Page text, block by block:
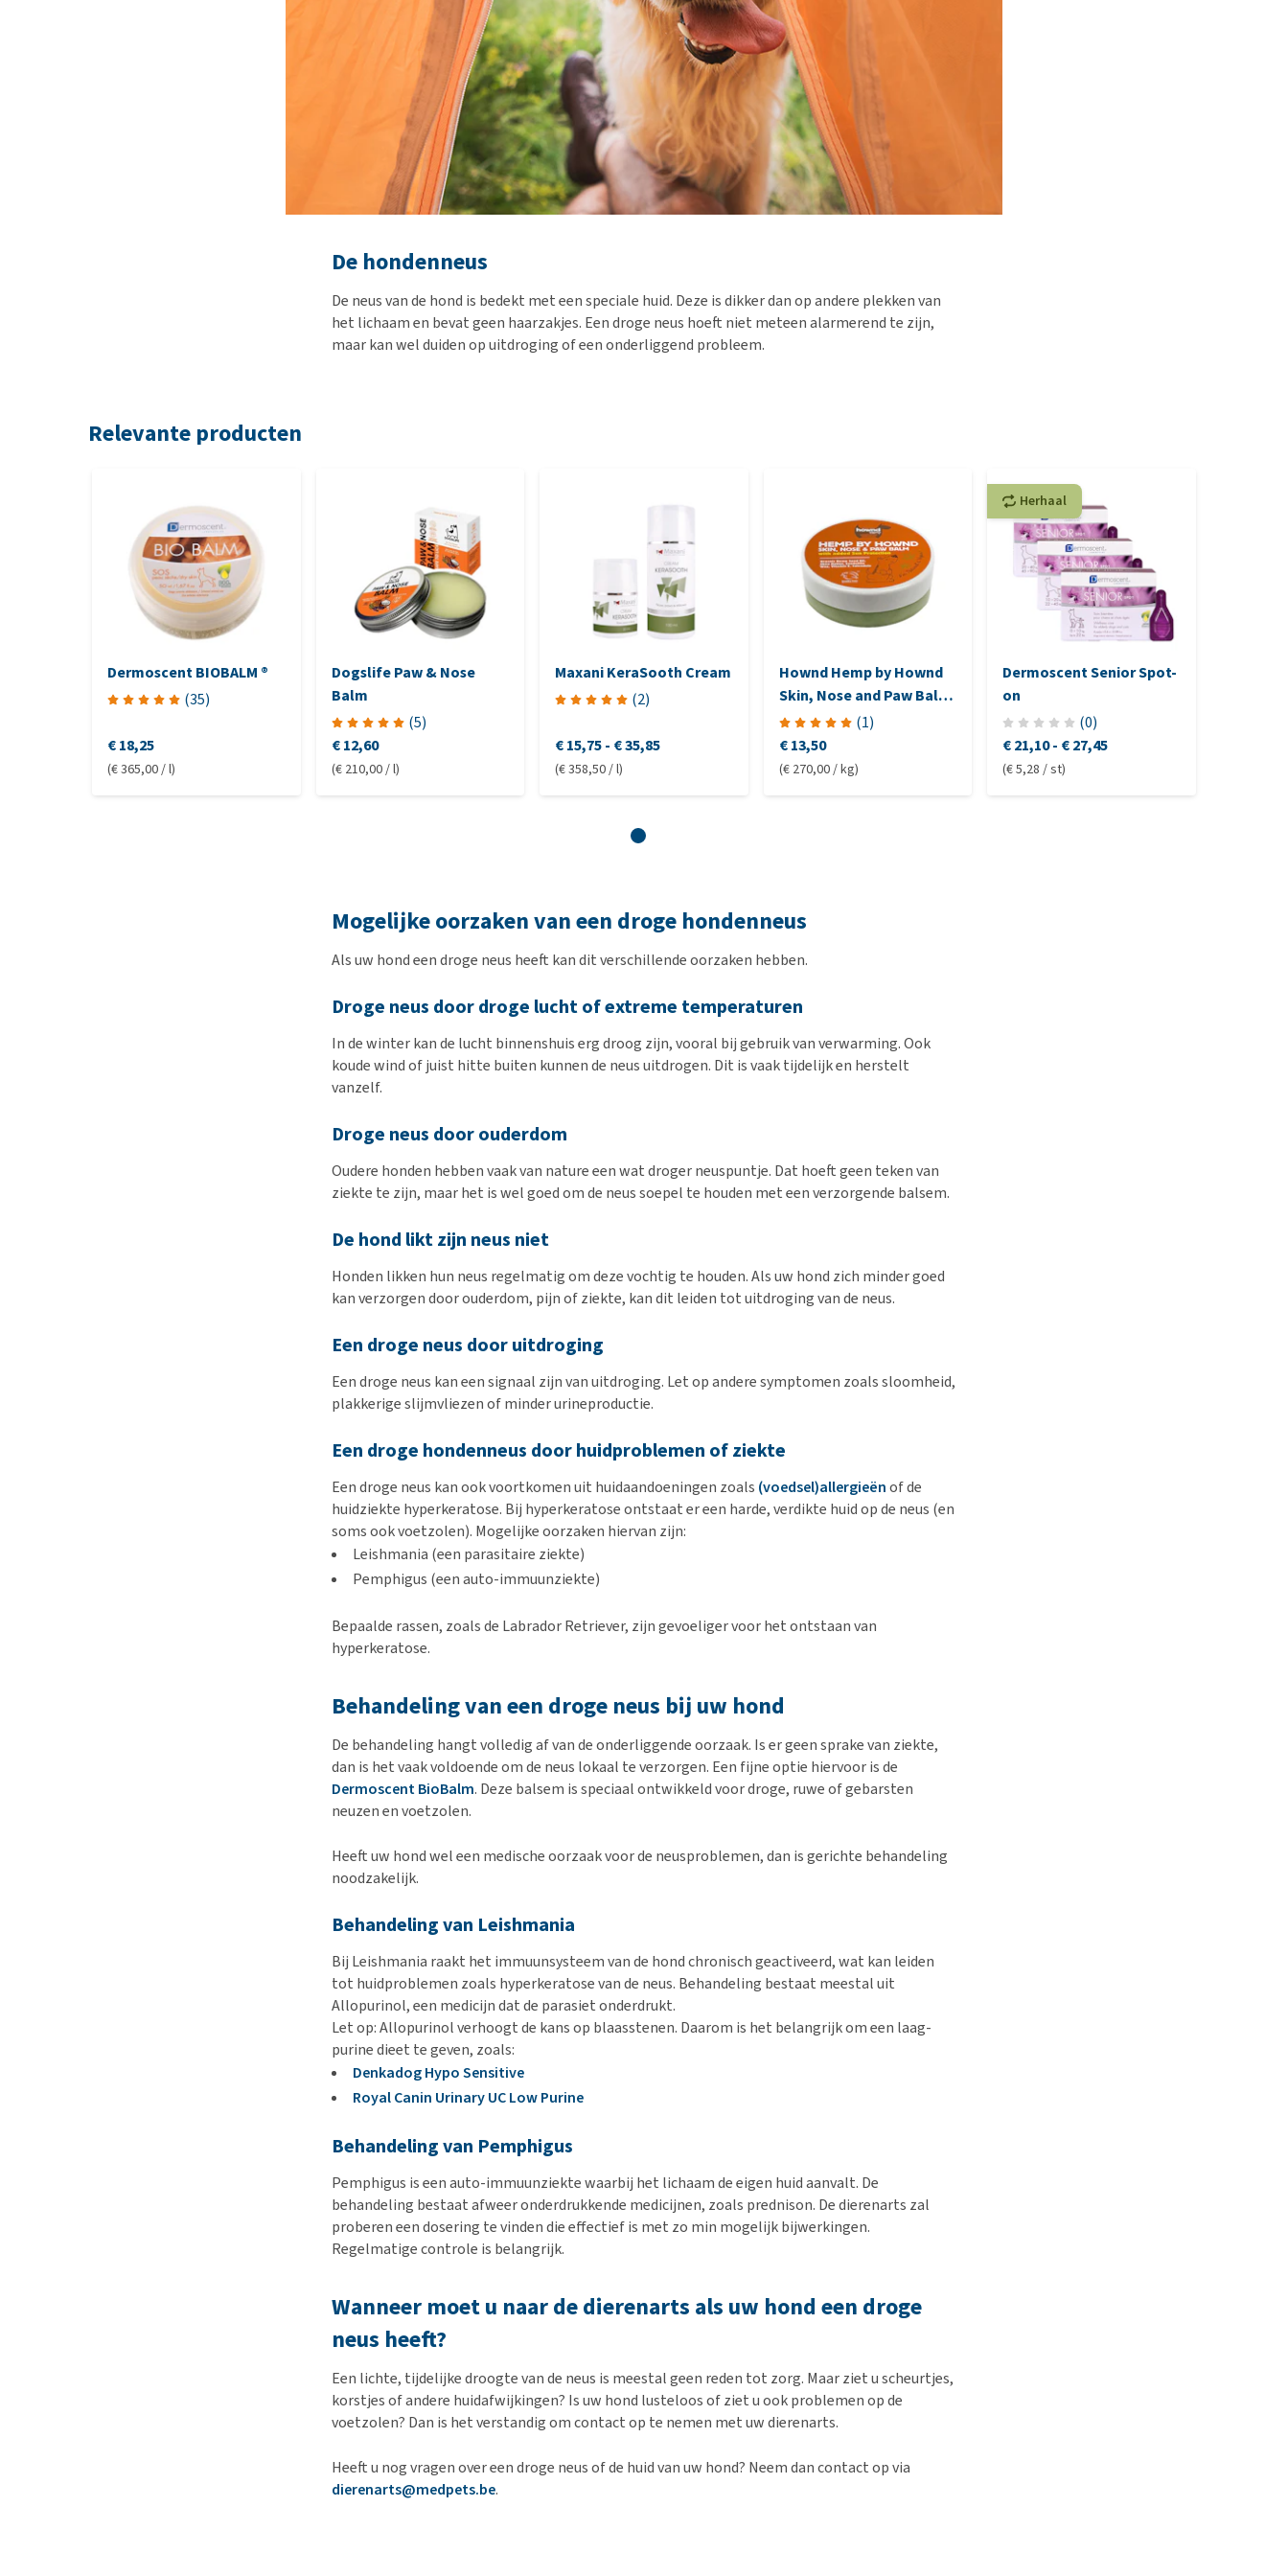
De hondenneus
De neus van de hond is bedekt met een speciale huid. Deze is dikker dan op andere plekken van
het lichaam en bevat geen haarzakjes. Een droge neus hoeft niet meteen alarmerend te zijn,
maar kan wel duiden op uitdroging of een onderliggend probleem.
Relevante producten
Dermoscent BIOBALM ®
(35)
€ 18,25
(€ 365,00 / l)
Dogslife Paw & Nose
Balm
(5)
€ 12,60
(€ 210,00 / l)
Maxani KeraSooth Cream
(2)
€ 15,75- € 35,85
(€ 358,50 / l)
Hownd Hemp by Hownd
Skin, Nose and Paw Balm
with Sun Protection
(1)
€ 13,50
(€ 270,00 / kg)
Herhaal
Dermoscent Senior Spot-
on
(0)
€ 21,10- € 27,45
(€ 5,28 / st)
Mogelijke oorzaken van een droge hondenneus
Als uw hond een droge neus heeft kan dit verschillende oorzaken hebben.
Droge neus door droge lucht of extreme temperaturen
In de winter kan de lucht binnenshuis erg droog zijn, vooral bij gebruik van verwarming. Ook
koude wind of juist hitte buiten kunnen de neus uitdrogen. Dit is vaak tijdelijk en herstelt
vanzelf.
Droge neus door ouderdom
Oudere honden hebben vaak van nature een wat droger neuspuntje. Dat hoeft geen teken van
ziekte te zijn, maar het is wel goed om de neus soepel te houden met een verzorgende balsem.
De hond likt zijn neus niet
Honden likken hun neus regelmatig om deze vochtig te houden. Als uw hond zich minder goed
kan verzorgen door ouderdom, pijn of ziekte, kan dit leiden tot uitdroging van de neus.
Een droge neus door uitdroging
Een droge neus kan een signaal zijn van uitdroging. Let op andere symptomen zoals sloomheid,
plakkerige slijmvliezen of minder urineproductie.
Een droge hondenneus door huidproblemen of ziekte
Een droge neus kan ook voortkomen uit huidaandoeningen zoals (voedsel)allergieënof de
huidziekte hyperkeratose. Bij hyperkeratose ontstaat er een harde, verdikte huid op de neus (en
soms ook voetzolen). Mogelijke oorzaken hiervan zijn:
Leishmania (een parasitaire ziekte)
Pemphigus (een auto-immuunziekte)
Bepaalde rassen, zoals de Labrador Retriever, zijn gevoeliger voor het ontstaan van
hyperkeratose.
Behandeling van een droge neus bij uw hond
De behandeling hangt volledig af van de onderliggende oorzaak. Is er geen sprake van ziekte,
dan is het vaak voldoende om de neus lokaal te verzorgen. Een fijne optie hiervoor is de
Dermoscent BioBalm. Deze balsem is speciaal ontwikkeld voor droge, ruwe of gebarsten
neuzen en voetzolen.
Heeft uw hond wel een medische oorzaak voor de neusproblemen, dan is gerichte behandeling
noodzakelijk.
Behandeling van Leishmania
Bij Leishmania raakt het immuunsysteem van de hond chronisch geactiveerd, wat kan leiden
tot huidproblemen zoals hyperkeratose van de neus. Behandeling bestaat meestal uit
Allopurinol, een medicijn dat de parasiet onderdrukt.
Let op: Allopurinol verhoogt de kans op blaasstenen. Daarom is het belangrijk om een laag-
purine dieet te geven, zoals:
Denkadog Hypo Sensitive
Royal Canin Urinary UC Low Purine
Behandeling van Pemphigus
Pemphigus is een auto-immuunziekte waarbij het lichaam de eigen huid aanvalt. De
behandeling bestaat afweer onderdrukkende medicijnen, zoals prednison. De dierenarts zal
proberen een dosering te vinden die effectief is met zo min mogelijk bijwerkingen.
Regelmatige controle is belangrijk.
Wanneer moet u naar de dierenarts als uw hond een droge
neus heeft?
Een lichte, tijdelijke droogte van de neus is meestal geen reden tot zorg. Maar ziet u scheurtjes,
korstjes of andere huidafwijkingen? Is uw hond lusteloos of ziet u ook problemen op de
voetzolen? Dan is het verstandig om contact op te nemen met uw dierenarts.
Heeft u nog vragen over een droge neus of de huid van uw hond? Neem dan contact op via
dierenarts@medpets.be.